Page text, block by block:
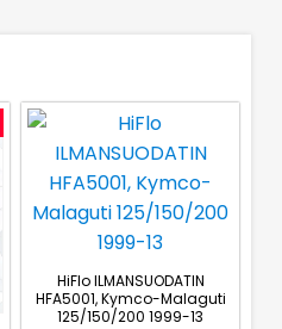
HiFlo ILMANSUODATIN
HFA5001, Kymco-Malaguti
125/150/200 1999-13